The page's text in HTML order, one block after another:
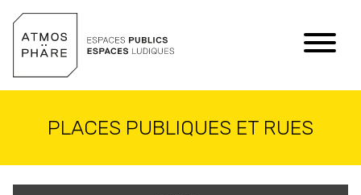
PLACES PUBLIQUES ET RUES